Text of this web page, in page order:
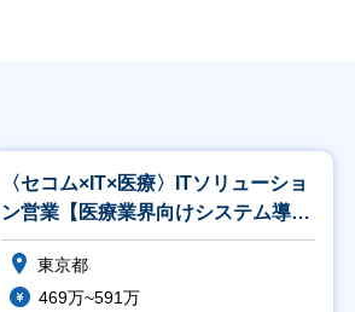
〈セコム×IT×医療〉ITソリューショ
ン営業【医療業界向けシステム導入
／反響・既存営業メイン】
東京都
469万~591万